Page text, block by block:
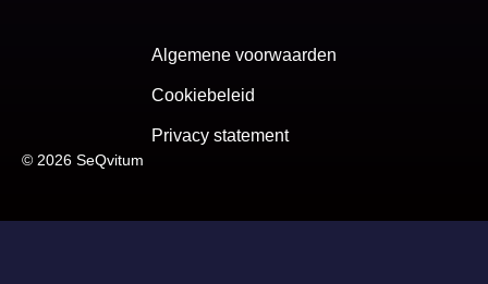
© 2026 SeQvitum
Algemene voorwaarden
Cookiebeleid
Privacy statement